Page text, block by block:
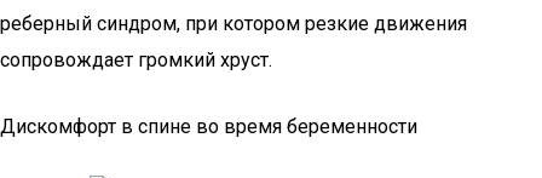
реберный синдром, при котором резкие движения
сопровождает громкий хруст.
Дискомфорт в спине во время беременности